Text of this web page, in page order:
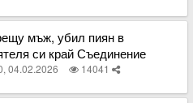
мъж, убил пиян в
си край Съединение
04.02.2026 14041